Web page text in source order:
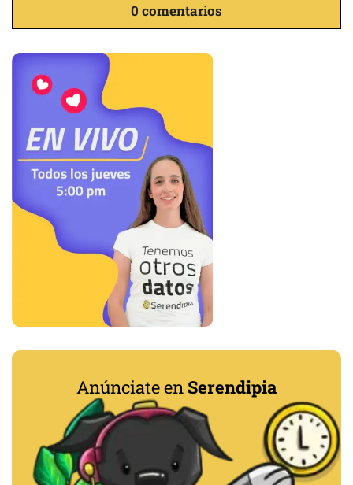
0 comentarios
Anúnciate en Serendipia